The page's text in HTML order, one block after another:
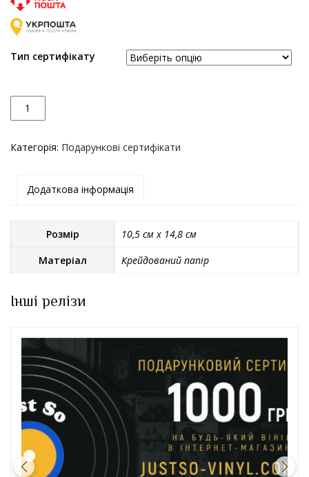
Тип сертифікату
і
ь
ь
Категорія: Подарункові сертифікати
Додаткова інформація
Розмір
10,5 см х 14,8 см
Матеріал
Крейдований папір
Інші релізи